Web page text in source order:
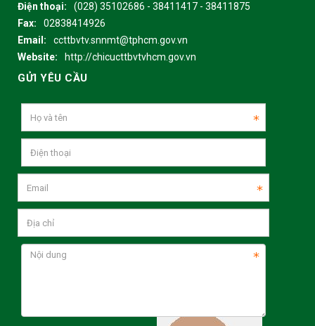
Điện thoại:
(028) 35102686 - 38411417 - 38411875
Fax:
02838414926
Email:
ccttbvtv.snnmt@tphcm.gov.vn
Website:
http://chicucttbvtvhcm.gov.vn
GỬI YÊU CẦU